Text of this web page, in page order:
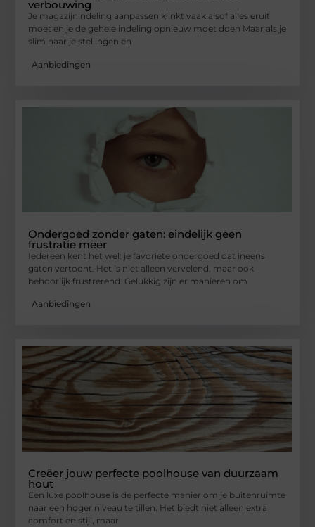
verbouwing
Je magazijnindeling aanpassen klinkt vaak alsof alles eruit
moet en je de gehele indeling opnieuw moet doen Maar als je
slim naar je stellingen en
Aanbiedingen
Ondergoed zonder gaten: eindelijk geen
frustratie meer
Iedereen kent het wel: je favoriete ondergoed dat ineens
gaten vertoont. Het is niet alleen vervelend, maar ook
behoorlijk frustrerend. Gelukkig zijn er manieren om
Aanbiedingen
Creëer jouw perfecte poolhouse van duurzaam
hout
Een luxe poolhouse is de perfecte manier om je buitenruimte
naar een hoger niveau te tillen. Het biedt niet alleen extra
comfort en stijl, maar